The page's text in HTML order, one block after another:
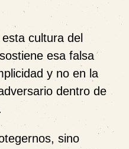
cultura del
esa falsa
y no en la
dentro de
sino